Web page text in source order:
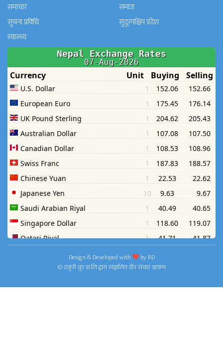
समाचार
समाज
सुचना प्रविधि
सुदूरपश्चिम प्रदेश
स्वास्थ्य
Design & Developed with byRD
© ठकुरी ग्रुप प्रा.लि द्वारा सञ्चालित दीप संचार डटकम